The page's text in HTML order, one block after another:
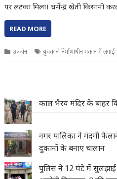
पर लटका मिला। धर्मेन्द्र खेती किसानी
READ MORE
उज्जैन युवक ने निर्माणाधीन मकान में लगाई
काल भैरव मंदिर के बाहर
नगर पालिका ने गंदगी
दुकानों के बनाए चालान
पुलिस ने 12 घंटे में सुलझाई